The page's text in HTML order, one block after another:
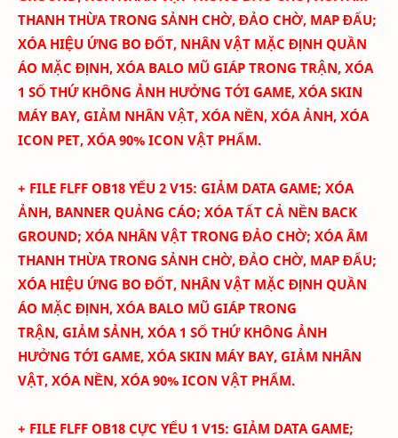
THANH THỪA TRONG SẢNH CHỜ, ĐẢO CHỜ, MAP ĐẤU;
XÓA HIỆU ỨNG BO ĐỐT, NHÂN VẬT MẶC ĐỊNH QUẦN
ÁO MẶC ĐỊNH, XÓA BALO MŨ GIÁP TRONG TRẬN, XÓA
1 SỐ THỨ KHÔNG ẢNH HƯỞNG TỚI GAME, XÓA SKIN
MÁY BAY, GIẢM NHÂN VẬT, XÓA NỀN, XÓA ẢNH, XÓA
ICON PET, XÓA 90% ICON VẬT PHẨM.
+ FILE FLFF OB18 YẾU 2 V15: GIẢM DATA GAME; XÓA
ẢNH, BANNER QUẢNG CÁO; XÓA TẤT CẢ NỀN BACK
GROUND; XÓA NHÂN VẬT TRONG ĐẢO CHỜ; XÓA ÂM
THANH THỪA TRONG SẢNH CHỜ, ĐẢO CHỜ, MAP ĐẤU;
XÓA HIỆU ỨNG BO ĐỐT, NHÂN VẬT MẶC ĐỊNH QUẦN
ÁO MẶC ĐỊNH, XÓA BALO MŨ GIÁP TRONG
TRẬN, GIẢM SẢNH, XÓA 1 SỐ THỨ KHÔNG ẢNH
HƯỞNG TỚI GAME, XÓA SKIN MÁY BAY, GIẢM NHÂN
VẬT, XÓA NỀN, XÓA 90% ICON VẬT PHẨM.
+ FILE FLFF OB18 CỰC YẾU 1 V15: GIẢM DATA GAME;